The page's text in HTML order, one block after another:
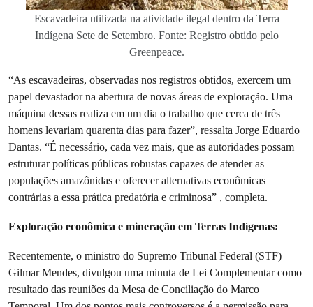
Escavadeira utilizada na atividade ilegal dentro da Terra
Indígena Sete de Setembro. Fonte: Registro obtido pelo
Greenpeace.
“As escavadeiras, observadas nos registros obtidos, exercem um
papel devastador na abertura de novas áreas de exploração. Uma
máquina dessas realiza em um dia o trabalho que cerca de três
homens levariam quarenta dias para fazer”, ressalta Jorge Eduardo
Dantas. “É necessário, cada vez mais, que as autoridades possam
estruturar políticas públicas robustas capazes de atender as
populações amazônidas e oferecer alternativas econômicas
contrárias a essa prática predatória e criminosa” , completa.
Exploração econômica e mineração em Terras Indígenas:
Recentemente, o ministro do Supremo Tribunal Federal (STF)
Gilmar Mendes, divulgou uma minuta de Lei Complementar como
resultado das reuniões da Mesa de Conciliação do Marco